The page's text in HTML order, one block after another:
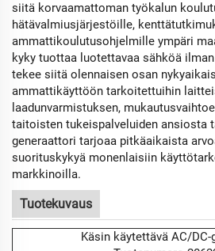
siitä korvaamattoman työkalun
hätävalmiusjärjestöille,
ammattikoulutusohjelmille ympäri
kyky tuottaa luotettavaa sähköä
tekee siitä olennaisen osan
ammattikäyttöön tarkoitettuihin
laadunvarmistuksen,
taitoisten tukeispalveluiden ansiosta
generaattori tarjoaa pitkäaikaista
suorituskykyä monenlaisiin
markkinoilla.
Tuotekuvaus
Käsin käytettävä AC/